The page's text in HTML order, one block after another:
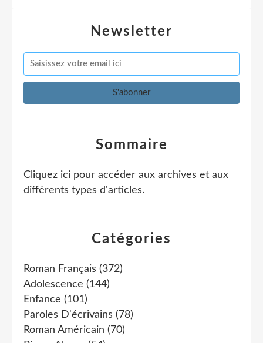
Newsletter
Catégories
Roman Français (372)
Adolescence (144)
Enfance (101)
Paroles D'écrivains (78)
Roman Américain (70)
Sommaire
Cliquez ici pour accéder aux archives et aux
différents types d'articles.